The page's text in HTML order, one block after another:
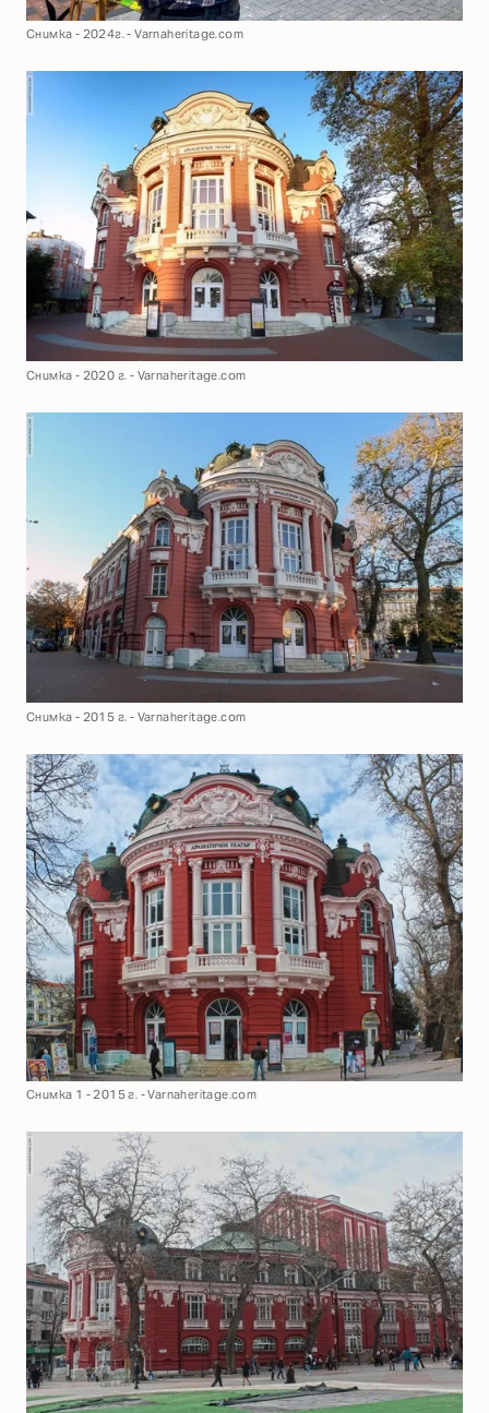
Снимка - 2024г. - Varnaheritage.com
Снимка - 2020 г. - Varnaheritage.com
Снимка - 2015 г. - Varnaheritage.com
Снимка 1 - 2015 г. - Varnaheritage.com